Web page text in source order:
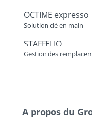
OCTIME expresso
Solution clé en main
STAFFELIO
Gestion des
A propos du